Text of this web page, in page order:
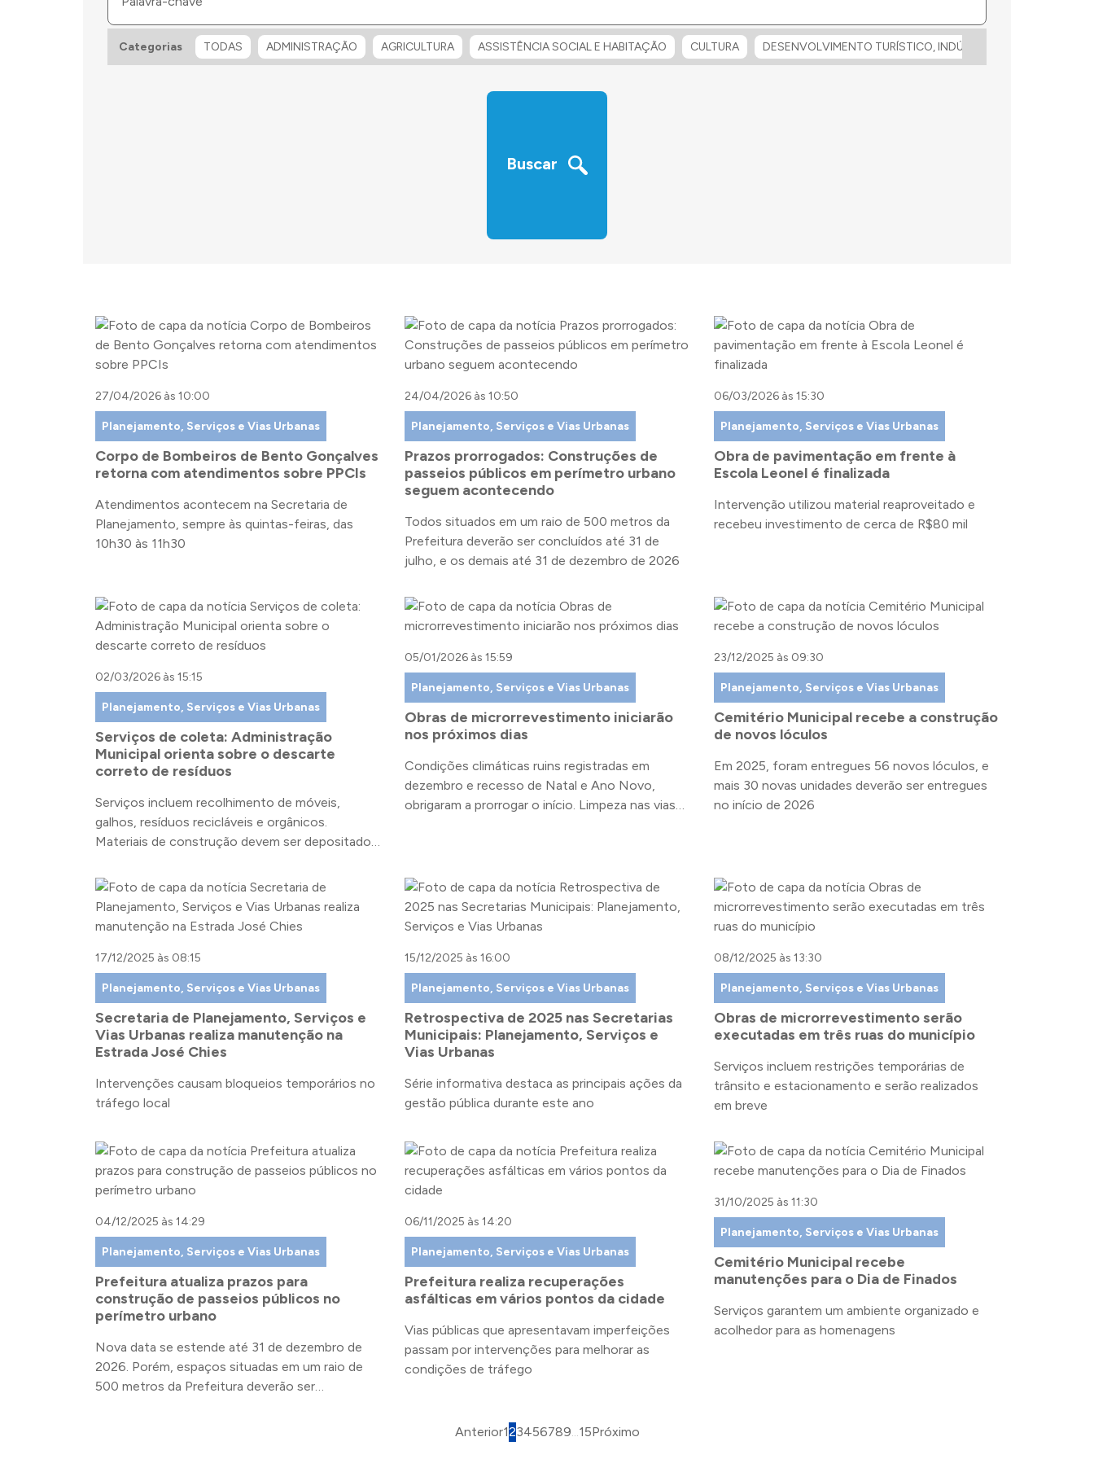
Categorias
SEGURANÇA E TRÂNSITO TODAS ADMINISTRAÇÃO AGRICULTURA ASSISTÊNCIA SOCIAL E HABITAÇÃO CULTURA DESENVOLVIMENTO TURÍSTICO, INDÚSTRIA E COMÉRCIO
‹›
Buscar
27/04/2026 às 10:00
Planejamento, Serviços e Vias Urbanas
Corpo de Bombeiros de Bento Gonçalves
retorna com atendimentos sobre PPCIs
Atendimentos acontecem na Secretaria de
Planejamento, sempre às quintas-feiras, das
10h30 às 11h30
24/04/2026 às 10:50
Planejamento, Serviços e Vias Urbanas
Prazos prorrogados: Construções de
passeios públicos em perímetro urbano
seguem acontecendo
Todos situados em um raio de 500 metros da
Prefeitura deverão ser concluídos até 31 de
julho, e os demais até 31 de dezembro de 2026
06/03/2026 às 15:30
Planejamento, Serviços e Vias Urbanas
Obra de pavimentação em frente à
Escola Leonel é finalizada
Intervenção utilizou material reaproveitado e
recebeu investimento de cerca de R$80 mil
02/03/2026 às 15:15
Planejamento, Serviços e Vias Urbanas
Serviços de coleta: Administração
Municipal orienta sobre o descarte
correto de resíduos
Serviços incluem recolhimento de móveis,
galhos, resíduos recicláveis e orgânicos.
Materiais de construção devem ser depositados
05/01/2026 às 15:59
Planejamento, Serviços e Vias Urbanas
Obras de microrrevestimento iniciarão
nos próximos dias
Condições climáticas ruins registradas em
dezembro e recesso de Natal e Ano Novo,
obrigaram a prorrogar o início. Limpeza nas vias
23/12/2025 às 09:30
Planejamento, Serviços e Vias Urbanas
Cemitério Municipal recebe a construção
de novos lóculos
Em 2025, foram entregues 56 novos lóculos, e
mais 30 novas unidades deverão ser entregues
no início de 2026
17/12/2025 às 08:15
Planejamento, Serviços e Vias Urbanas
Secretaria de Planejamento, Serviços e
Vias Urbanas realiza manutenção na
Estrada José Chies
Intervenções causam bloqueios temporários no
tráfego local
15/12/2025 às 16:00
Planejamento, Serviços e Vias Urbanas
Retrospectiva de 2025 nas Secretarias
Municipais: Planejamento, Serviços e
Vias Urbanas
Série informativa destaca as principais ações da
gestão pública durante este ano
08/12/2025 às 13:30
Planejamento, Serviços e Vias Urbanas
Obras de microrrevestimento serão
executadas em três ruas do município
Serviços incluem restrições temporárias de
trânsito e estacionamento e serão realizados
em breve
04/12/2025 às 14:29
Planejamento, Serviços e Vias Urbanas
Prefeitura atualiza prazos para
construção de passeios públicos no
perímetro urbano
Nova data se estende até 31 de dezembro de
2026. Porém, espaços situadas em um raio de
500 metros da Prefeitura deverão ser
06/11/2025 às 14:20
Planejamento, Serviços e Vias Urbanas
Prefeitura realiza recuperações
asfálticas em vários pontos da cidade
Vias públicas que apresentavam imperfeições
passam por intervenções para melhorar as
condições de tráfego
31/10/2025 às 11:30
Planejamento, Serviços e Vias Urbanas
Cemitério Municipal recebe
manutenções para o Dia de Finados
Serviços garantem um ambiente organizado e
acolhedor para as homenagens
Anterior123456789...15Próximo